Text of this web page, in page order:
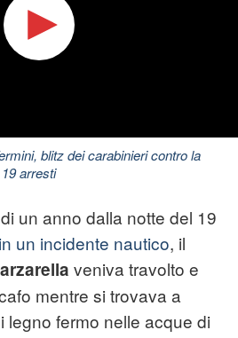
blitz dei carabinieri contro la
arresti
un anno dalla notte del 19
in un incidente nautico, il
veniva travolto e
mentre si trovava a
legno fermo nelle acque di